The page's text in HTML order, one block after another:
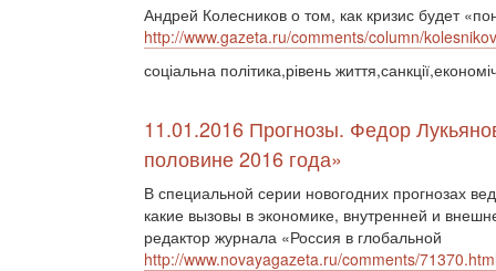
Андрей Колесников о том, как кризис будет
http://www.gazeta.ru/comments/column/
соціальна політика,рівень
11.01.2016 Прогнозы. Федор
половине 2016 года»
В специальной серии новогодних прогнозах
какие вызовы в экономике, внутренней и
редактор журнала «Россия в глобальной
http://www.novayagazeta.ru/comments/